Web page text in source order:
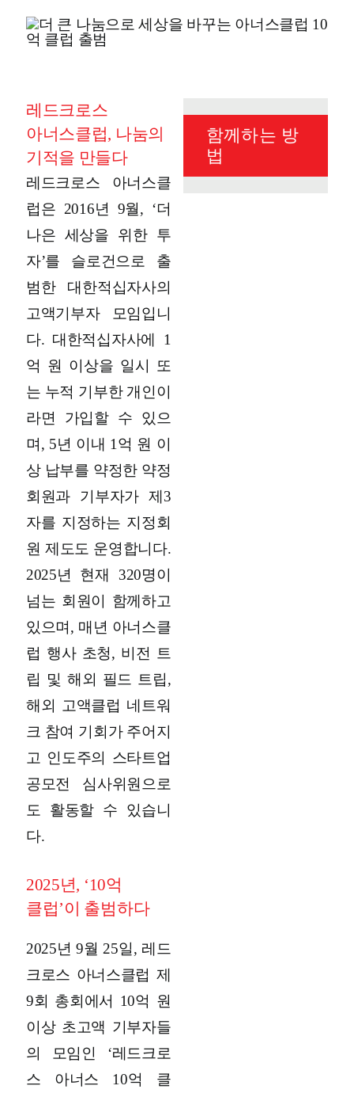
레드크로스
아너스클럽, 나눔의
기적을 만들다
레드크로스 아너스클
럽은 2016년 9월, ‘더
나은 세상을 위한 투
자’를 슬로건으로 출
범한 대한적십자사의
고액기부자 모임입니
다. 대한적십자사에 1
억 원 이상을 일시 또
는 누적 기부한 개인이
라면 가입할 수 있으
며, 5년 이내 1억 원 이
상 납부를 약정한 약정
회원과 기부자가 제3
자를 지정하는 지정회
원 제도도 운영합니다.
2025년 현재 320명이
넘는 회원이 함께하고
있으며, 매년 아너스클
럽 행사 초청, 비전 트
립 및 해외 필드 트립,
해외 고액클럽 네트워
크 참여 기회가 주어지
고 인도주의 스타트업
공모전 심사위원으로
도 활동할 수 있습니
다.
2025년, ‘10억
클럽’이 출범하다
2025년 9월 25일, 레드
크로스 아너스클럽 제
9회 총회에서 10억 원
이상 초고액 기부자들
의 모임인 ‘레드크로
스 아너스 10억 클
함께하는 방
법